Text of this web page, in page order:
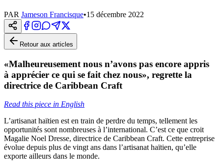
PAR Jameson Francisque•15 décembre 2022
Retour aux articles
«Malheureusement nous n’avons pas encore appris
à apprécier ce qui se fait chez nous», regrette la
directrice de Caribbean Craft
Read this piece in English
L’artisanat haïtien est en train de perdre du temps, tellement les
opportunités sont nombreuses à l’international. C’est ce que croit
Magalie Noel Dresse, directrice de Caribbean Craft. Cette entreprise
évolue depuis plus de vingt ans dans l’artisanat haïtien, qu’elle
exporte ailleurs dans le monde.